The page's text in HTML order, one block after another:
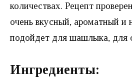
количествах. Рецепт
очень вкусный, ароматный
подойдет для шашлыка, для
Ингредиенты: